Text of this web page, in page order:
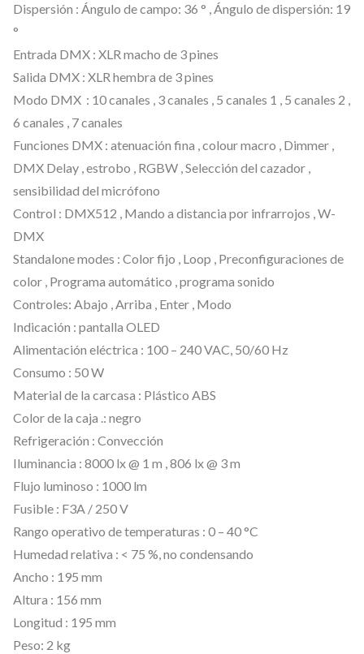
o
c
o
P
A
R
a
p
i
l
n
5
L
E
D
R
G
B
W
d
Dispersión : Ángulo de campo: 36 ° , Ángulo de dispersión: 19
°
Entrada DMX : XLR macho de 3 pines
Salida DMX : XLR hembra de 3 pines
Modo DMX : 10 canales , 3 canales , 5 canales 1 , 5 canales 2 ,
6 canales , 7 canales
Funciones DMX : atenuación fina , colour macro , Dimmer ,
DMX Delay , estrobo , RGBW , Selección del cazador ,
sensibilidad del micrófono
Control : DMX512 , Mando a distancia por infrarrojos , W-
DMX
Standalone modes : Color fijo , Loop , Preconfiguraciones de
color , Programa automático , programa sonido
Controles: Abajo , Arriba , Enter , Modo
Indicación : pantalla OLED
Alimentación eléctrica : 100 – 240 VAC, 50/60 Hz
Consumo : 50 W
Material de la carcasa : Plástico ABS
Color de la caja .: negro
Refrigeración : Convección
Iluminancia : 8000 lx @ 1 m , 806 lx @ 3 m
Flujo luminoso : 1000 lm
Fusible : F3A / 250 V
Rango operativo de temperaturas : 0 – 40 °C
Humedad relativa : < 75 %, no condensando
Ancho : 195 mm
Altura : 156 mm
Longitud : 195 mm
Peso: 2 kg